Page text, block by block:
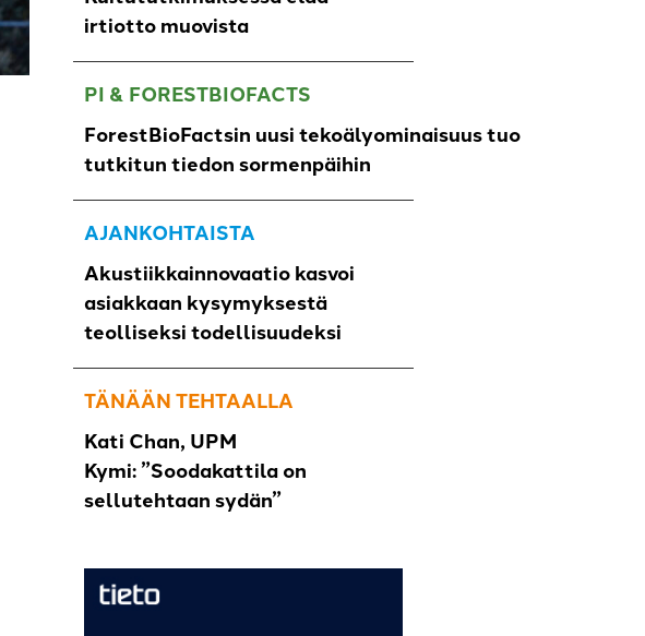
irtiotto muovista
PI & FORESTBIOFACTS
ForestBioFactsin uusi tekoälyominaisuus tuo
tutkitun tiedon sormenpäihin
AJANKOHTAISTA
Akustiikkainnovaatio kasvoi
asiakkaan kysymyksestä
teolliseksi todellisuudeksi
TÄNÄÄN TEHTAALLA
Kati Chan, UPM
Kymi: ”Soodakattila on
sellutehtaan sydän”